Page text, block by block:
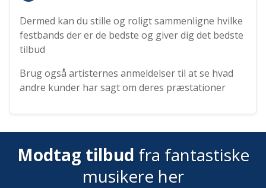
Dermed kan du stille og roligt sammenligne hvilke
festbands der er de bedste og giver dig det bedste
tilbud
Brug også artisternes anmeldelser til at se hvad
andre kunder har sagt om deres præstationer
Modtag tilbud fra fantastiske
musikere her